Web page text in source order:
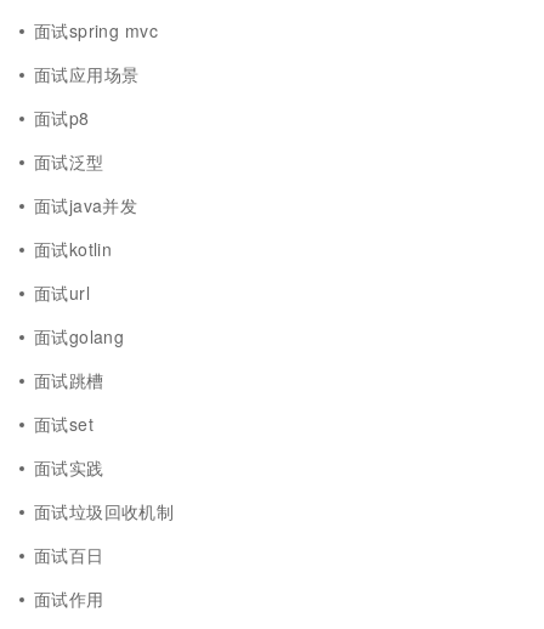
面试spring mvc
面试应用场景
面试p8
面试泛型
面试java并发
面试kotlin
面试url
面试golang
面试跳槽
面试set
面试实践
面试垃圾回收机制
面试百日
面试作用